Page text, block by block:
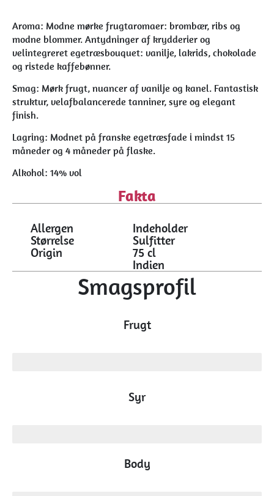
Aroma: Modne mørke frugtaromaer: brombær, ribs og
modne blommer. Antydninger af krydderier og
velintegreret egetræsbouquet: vanilje, lakrids, chokolade
og ristede kaffebønner.
Smag: Mørk frugt, nuancer af vanilje og kanel. Fantastisk
struktur, velafbalancerede tanniner, syre og elegant
finish.
Lagring: Modnet på franske egetræsfade i mindst 15
måneder og 4 måneder på flaske.
Alkohol: 14% vol
Fakta
Allergen
Størrelse
Origin
Indeholder
Sulfitter
75 cl
Indien
Smagsprofil
Frugt
Syr
Body